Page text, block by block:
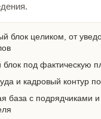
блок целиком, от
под фактическую
и кадровый контур
база с подрядчиками и